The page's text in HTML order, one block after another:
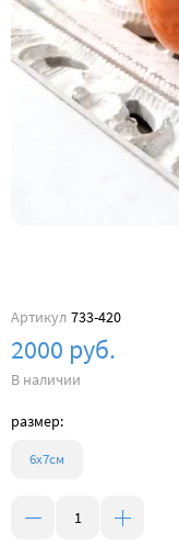
Артикул 733-420
2000 руб.
В наличии
размер:
6х7см